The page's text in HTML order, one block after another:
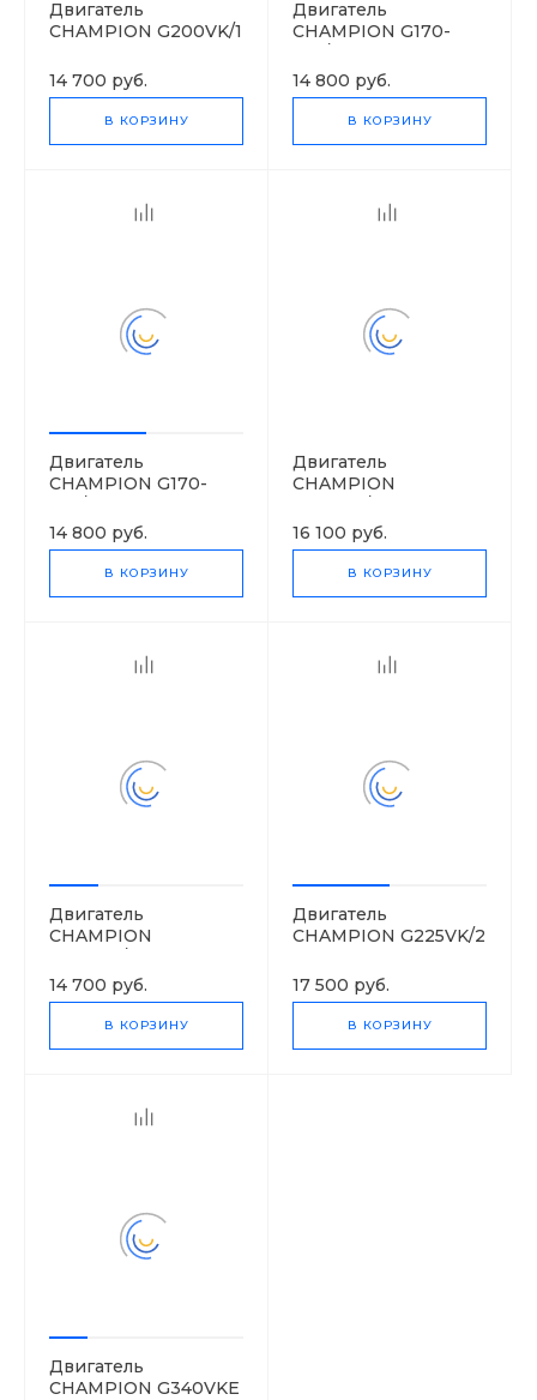
Двигатель
CHAMPION G200VK/1
14 700 руб.
В КОРЗИНУ
Двигатель
CHAMPION G170-
14 800 руб.
В КОРЗИНУ
Двигатель
CHAMPION G170-
14 800 руб.
В КОРЗИНУ
Двигатель
CHAMPION
16 100 руб.
В КОРЗИНУ
Двигатель
CHAMPION
14 700 руб.
В КОРЗИНУ
Двигатель
CHAMPION G225VK/2
17 500 руб.
В КОРЗИНУ
Двигатель
CHAMPION G340VKE